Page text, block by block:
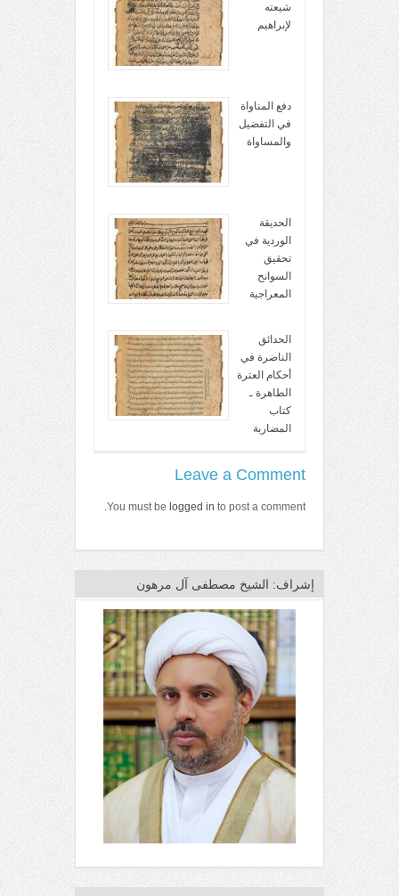
شيعته
لإبراهيم
دفع المناواة
في التفضيل
والمساواة
الحديقة
الوردية في
تحقيق
السوانح
المعراجية
الحدائق
الناضرة في
أحكام العترة
الطاهرة ـ
كتاب
المضاربة
Leave a Comment
You must be logged in to post a comment.
إشراف: الشيخ مصطفى آل مرهون